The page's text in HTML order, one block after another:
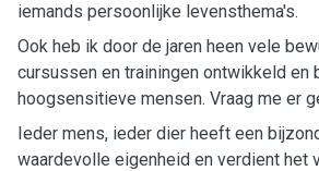
iemands persoonlijke levensthema's.
Ook heb ik door de jaren heen vele
cursussen en trainingen ontwikkeld en
hoogsensitieve mensen. Vraag me er
Ieder mens, ieder dier heeft een
waardevolle eigenheid en verdient het